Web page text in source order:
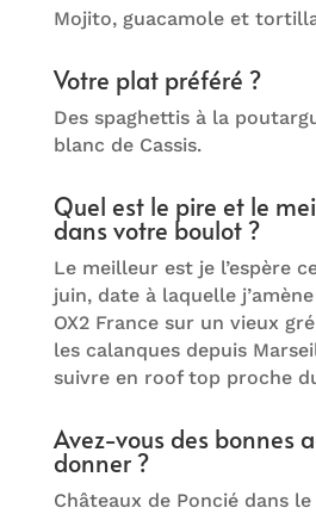
Mojito, guacamole et
Votre plat préféré ?
Des spaghettis à la
blanc de Cassis.
Quel est le pire et le
dans votre boulot ?
Le meilleur est je l’espère
juin, date à laquelle
OX2 France sur un vieux
les calanques depuis
suivre en roof top proche
Avez-vous des bonnes
donner ?
Châteaux de Poncié dans